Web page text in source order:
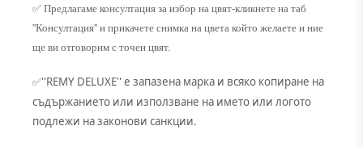
✅ Предлагаме консултация за избор на цвят-кликнете на таб
''Консултация'' и прикачете снимка на цвета който желаете и ние
ще ви отговорим с точен цвят.
✅''REMY DELUXE'' е запазена марка и всяко копиране на
съдържанието или използване на името или логото
подлежи на законови санкции.